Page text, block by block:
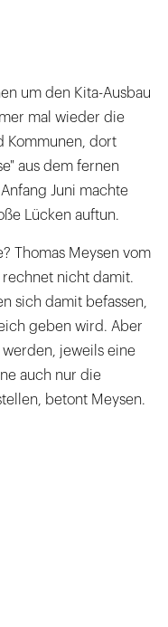
um den Kita-Ausbau
mal wieder die
Kommunen, dort
aus dem fernen
Juni machte
Lücken auftun.
Thomas Meysen vom
nicht damit.
sich damit befassen,
geben wird. Aber
jeweils eine
auch nur die
betont Meysen.